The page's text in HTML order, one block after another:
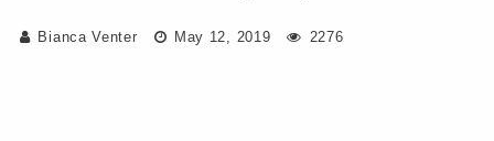
Bianca Venter May 12, 2019 2276